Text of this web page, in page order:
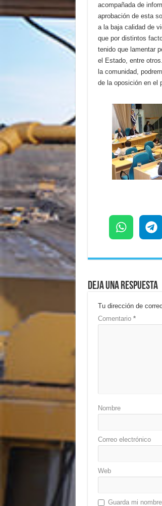
acompañada de
aprobación de esta
a la baja calidad de
que por distintos
tenido que lamentar
el Estado, entre
la comunidad,
de la oposición en el
Deja una respuesta
Tu dirección de
Comentario *
Nombre
Correo electrónico
Web
Guarda mi